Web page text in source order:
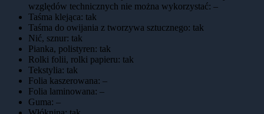
względów technicznych nie można wykorzystać: –
Taśma klejąca: tak
Taśma do owijania z tworzywa sztucznego: tak
Nić, sznur: tak
Pianka, polistyren: tak
Rolki folii, rolki papieru: tak
Tekstylia: tak
Folia kaszerowana: –
Folia laminowana: –
Guma: –